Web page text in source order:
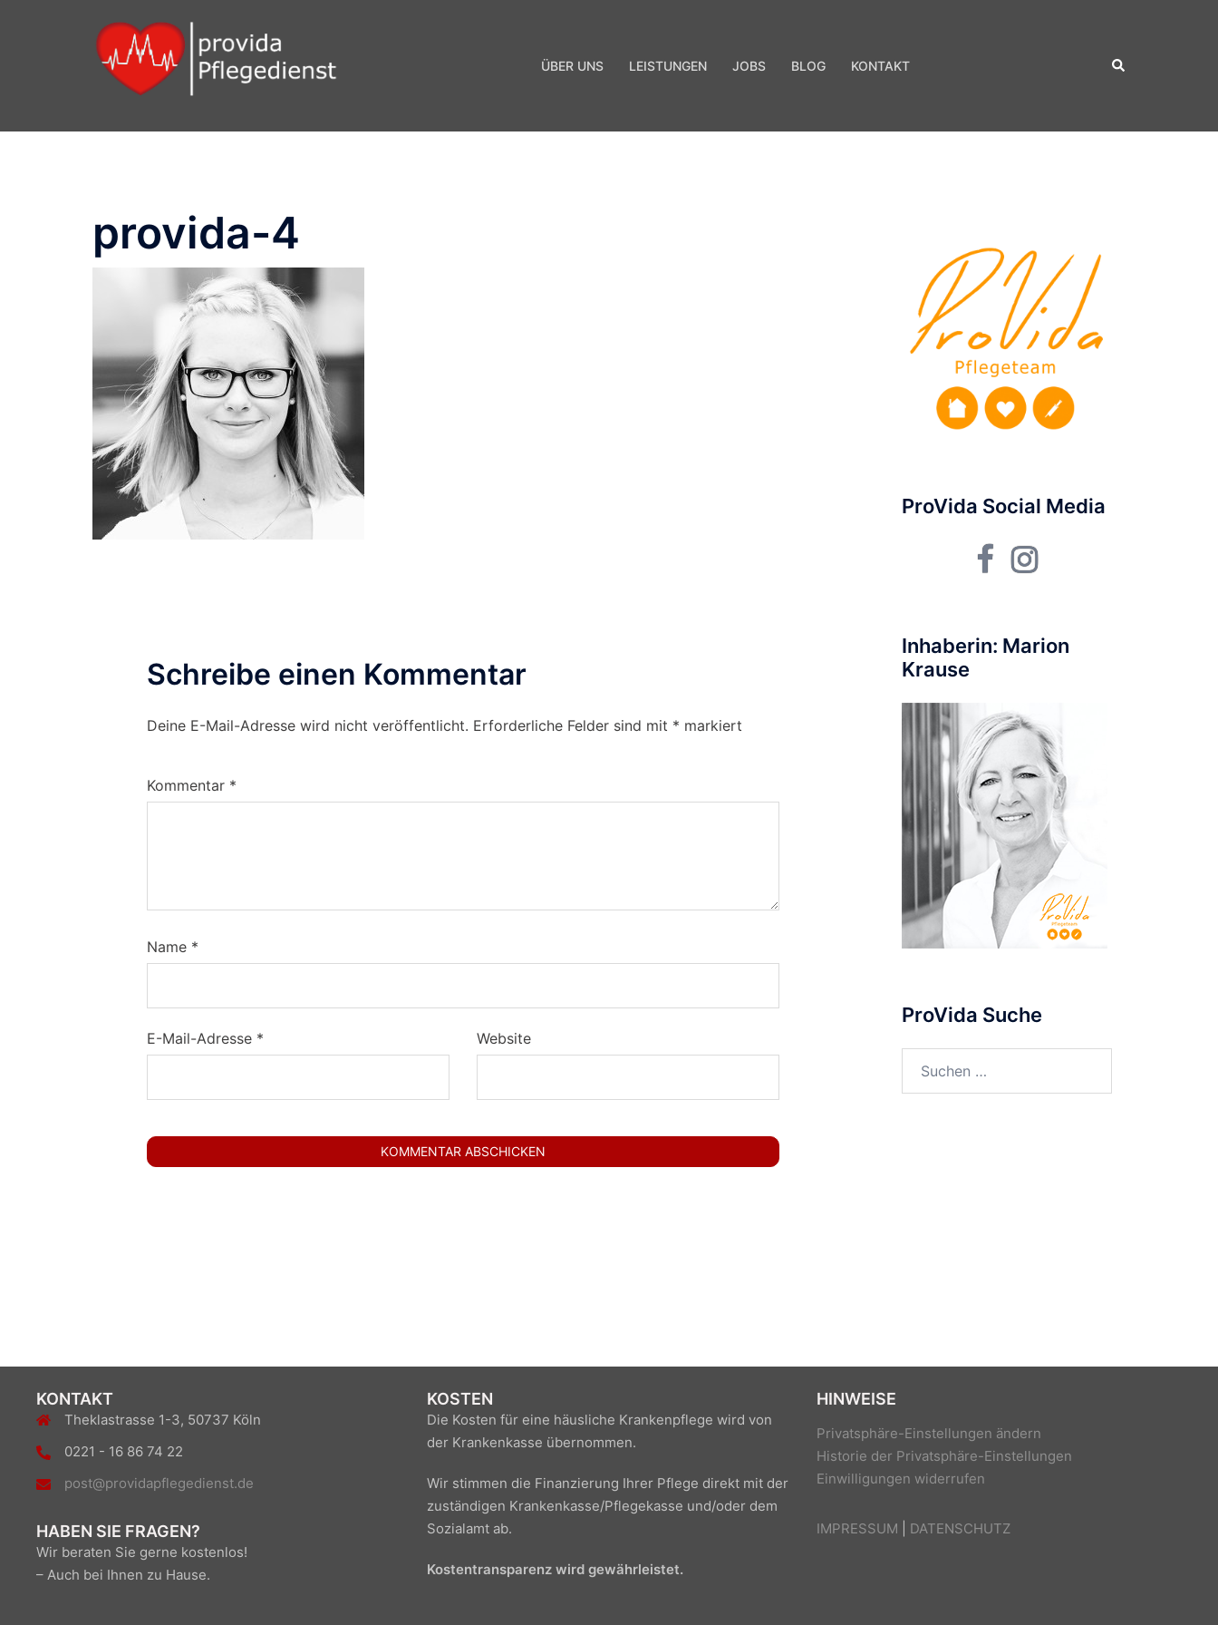
ÜBER UNS LEISTUNGEN JOBS BLOG KONTAKT Suche
provida-4
Schreibe einen Kommentar
Deine E-Mail-Adresse wird nicht veröffentlicht. Erforderliche Felder sind mit * markiert
Kommentar *
Name *
E-Mail-Adresse * Website
ProVida Social Media
FacebookInstagram
Inhaberin: Marion
Krause
ProVida Suche
KONTAKT
Theklastrasse 1-3, 50737 Köln
0221 - 16 86 74 22
post@providapflegedienst.de
HABEN SIE FRAGEN?
Wir beraten Sie gerne kostenlos!
– Auch bei Ihnen zu Hause.
KOSTEN
Die Kosten für eine häusliche Krankenpflege wird von
der Krankenkasse übernommen.
Wir stimmen die Finanzierung Ihrer Pflege direkt mit der
zuständigen Krankenkasse/Pflegekasse und/oder dem
Sozialamt ab.
Kostentransparenz wird gewährleistet.
HINWEISE
Privatsphäre-Einstellungen ändern
Historie der Privatsphäre-Einstellungen
Einwilligungen widerrufen
IMPRESSUM DATENSCHUTZ